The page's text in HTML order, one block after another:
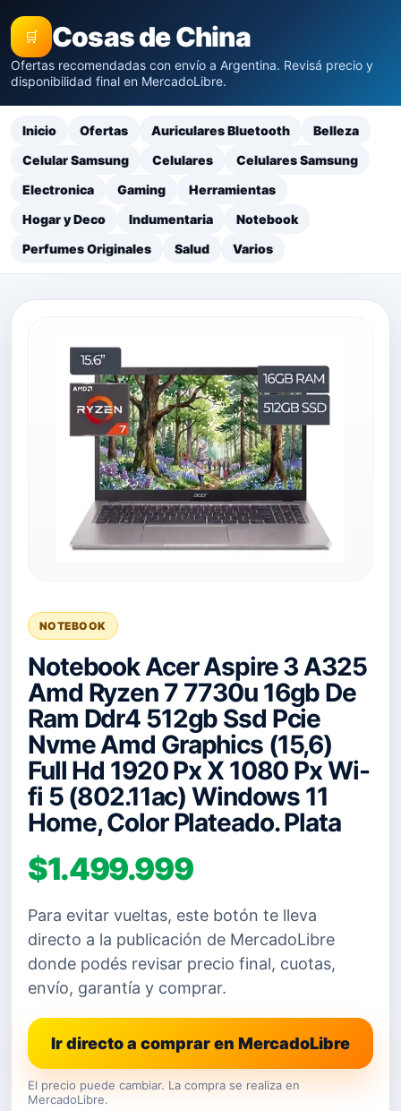
🛒 Cosas de China
Ofertas recomendadas con envío a Argentina. Revisá precio y
disponibilidad final en MercadoLibre.
Inicio Ofertas Auriculares Bluetooth
Belleza
Celular Samsung
Celulares
Celulares Samsung
Electronica
Gaming
Herramientas
Hogar y Deco
Indumentaria
Notebook
Perfumes Originales
Salud Varios
NOTEBOOK
Notebook Acer Aspire 3 A325
Amd Ryzen 7 7730u 16gb De
Ram Ddr4 512gb Ssd Pcie
Nvme Amd Graphics (15,6)
Full Hd 1920 Px X 1080 Px Wi-
fi 5 (802.11ac) Windows 11
Home, Color Plateado. Plata
$1.499.999
Para evitar vueltas, este botón te lleva
directo a la publicación de MercadoLibre
donde podés revisar precio final, cuotas,
envío, garantía y comprar.
Ir directo a comprar en MercadoLibre
El precio puede cambiar. La compra se realiza en
MercadoLibre.